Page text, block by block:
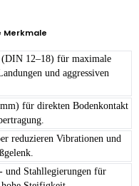
12–18) für maximale
und aggressiven
für direkten Bodenkontakt
reduzieren Vibrationen und
und Stahllegierungen für